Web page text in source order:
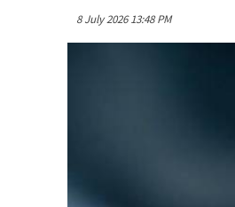
8 July 2026 13:48 PM